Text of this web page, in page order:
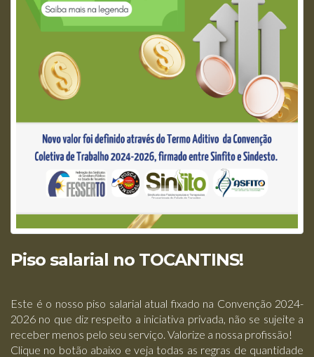
Piso salarial no TOCANTINS!
Este é o nosso piso salarial atual fixado na Convenção 2024-
2026 no que diz respeito a iniciativa privada, não se sujeite a
receber menos pelo seu serviço. Valorize a nossa profissão!
Clique no botão abaixo e veja todas as regras de quantidade